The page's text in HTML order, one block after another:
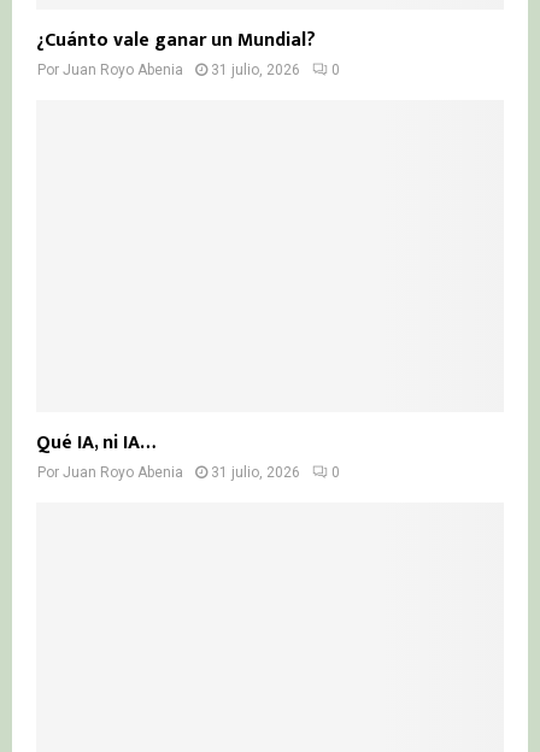
¿Cuánto vale ganar un Mundial?
Por Juan Royo Abenia 31 julio, 2026 0
Qué IA, ni IA…
Por Juan Royo Abenia 31 julio, 2026 0